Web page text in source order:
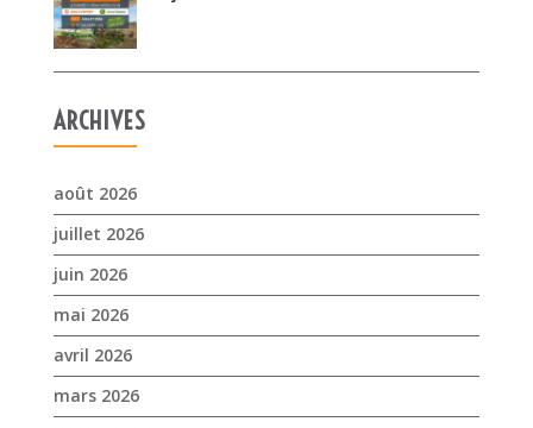
ARCHIVES
août 2026
juillet 2026
juin 2026
mai 2026
avril 2026
mars 2026